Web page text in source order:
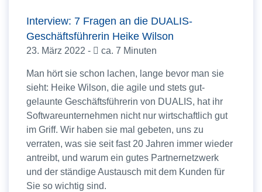
Interview: 7 Fragen an die DUALIS-
Geschäftsführerin Heike Wilson
23. März 2022 - ca. 7 Minuten
Man hört sie schon lachen, lange bevor man sie
sieht: Heike Wilson, die agile und stets gut-
gelaunte Geschäftsführerin von DUALIS, hat ihr
Softwareunternehmen nicht nur wirtschaftlich gut
im Griff. Wir haben sie mal gebeten, uns zu
verraten, was sie seit fast 20 Jahren immer wieder
antreibt, und warum ein gutes Partnernetzwerk
und der ständige Austausch mit dem Kunden für
Sie so wichtig sind.